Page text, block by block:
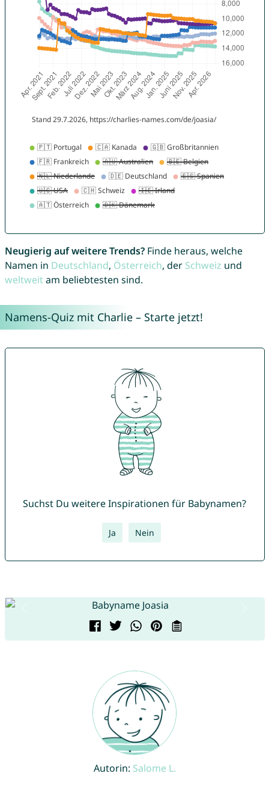
Neugierig auf weitere Trends?Finde heraus, welche
Namen in Deutschland, Österreich, der Schweiz und
weltweitam beliebtesten sind.
Namens-Quiz mit Charlie – Starte jetzt!
Suchst Du weitere Inspirationen für Babynamen?
Ja Nein
Autorin: Salome L.